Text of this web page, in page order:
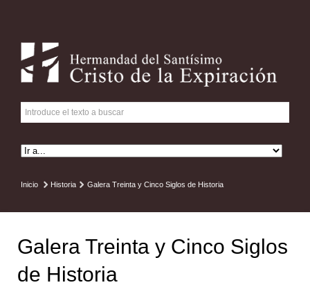
Inicio Historia Galera Treinta y Cinco Siglos de Historia
Galera Treinta y Cinco Siglos
de Historia